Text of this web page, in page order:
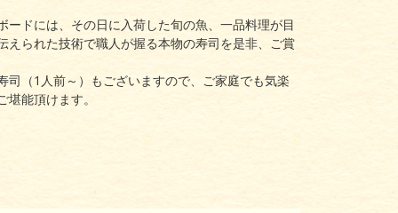
ードには、その日に入荷した旬の魚、一品料理が目
えられた技術で職人が握る本物の寿司を是非、ご賞
司（1人前～）もございますので、ご家庭でも気楽
堪能頂けます。